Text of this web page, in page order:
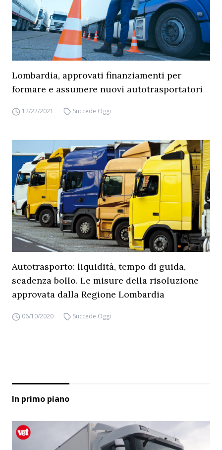
Lombardia, approvati finanziamenti per
formare e assumere nuovi autotrasportatori
12/22/2021 Succede Oggi
Autotrasporto: liquidità, tempo di guida,
scadenza bollo. Le misure della risoluzione
approvata dalla Regione Lombardia
06/10/2020 Succede Oggi
In primo piano